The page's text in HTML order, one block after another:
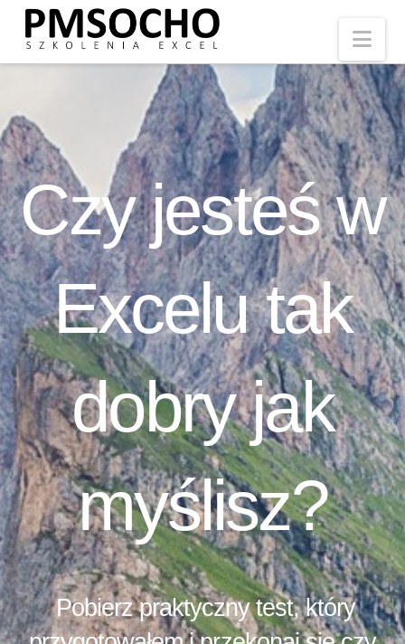
Czy jesteś w
Excelu tak
dobry jak
myślisz?
Pobierz praktyczny test, który